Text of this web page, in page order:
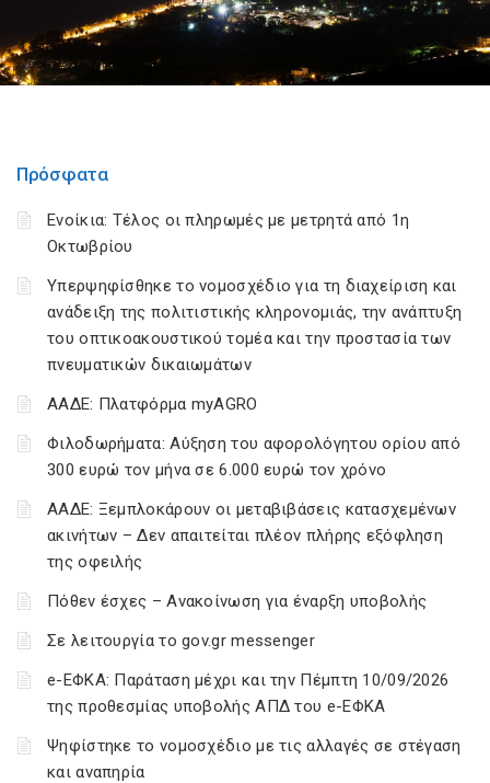
Πρόσφατα
Ενοίκια: Τέλος οι πληρωμές με μετρητά από 1η
Οκτωβρίου
Υπερψηφίσθηκε το νομοσχέδιο για τη διαχείριση και
ανάδειξη της πολιτιστικής κληρονομιάς, την ανάπτυξη
του οπτικοακουστικού τομέα και την προστασία των
πνευματικών δικαιωμάτων
ΑΑΔΕ: Πλατφόρμα myAGRO
Φιλοδωρήματα: Αύξηση του αφορολόγητου ορίου από
300 ευρώ τον μήνα σε 6.000 ευρώ τον χρόνο
ΑΑΔΕ: Ξεμπλοκάρουν οι μεταβιβάσεις κατασχεμένων
ακινήτων – Δεν απαιτείται πλέον πλήρης εξόφληση
της οφειλής
Πόθεν έσχες – Ανακοίνωση για έναρξη υποβολής
Σε λειτουργία το gov.gr messenger
e-ΕΦΚΑ: Παράταση μέχρι και την Πέμπτη 10/09/2026
της προθεσμίας υποβολής ΑΠΔ του e-ΕΦΚΑ
Ψηφίστηκε το νομοσχέδιο με τις αλλαγές σε στέγαση
και αναπηρία